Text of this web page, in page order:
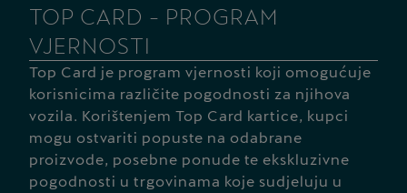
TOP CARD - PROGRAM
VJERNOSTI
Top Card je program vjernosti koji omogućuje
korisnicima različite pogodnosti za njihova
vozila. Korištenjem Top Card kartice, kupci
mogu ostvariti popuste na odabrane
proizvode, posebne ponude te ekskluzivne
pogodnosti u trgovinama koje sudjeluju u